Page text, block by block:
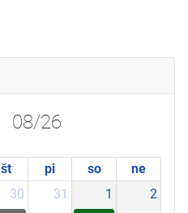
08/26
št pi so
ne
30 31 1 2